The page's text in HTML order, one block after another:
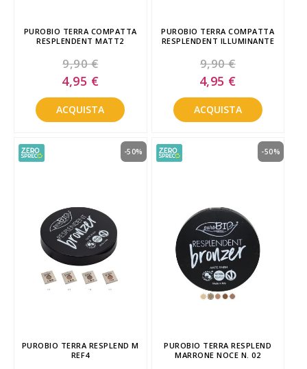
PUROBIO TERRA COMPATTA
RESPLENDENT MATT2
9,90 €
Special
Price
4,95 €
ACQUISTA
PUROBIO TERRA COMPATTA
RESPLENDENT ILLUMINANTE
9,90 €
Special
Price
4,95 €
ACQUISTA
PUROBIO TERRA RESPLEND M
REF4
-50%
PUROBIO TERRA RESPLEND
MARRONE NOCE N. 02
-50%